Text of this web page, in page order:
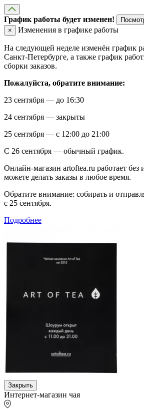
График работы будет изменен!
×
Изменения в графике работы
На следующей неделе изменён график
Санкт-Петербурге, а также график
сборки заказов.
Пожалуйста, обратите внимание:
23 сентября — до 16:30
24 сентября — закрыты
25 сентября — с 12:00 до 21:00
С 26 сентября — обычный график.
Онлайн-магазин artoftea.ru работает
можете делать заказы в любое время.
Обратите внимание: собирать и
с 25 сентября.
Подробнее
Закрыть
Интернет-магазин чая